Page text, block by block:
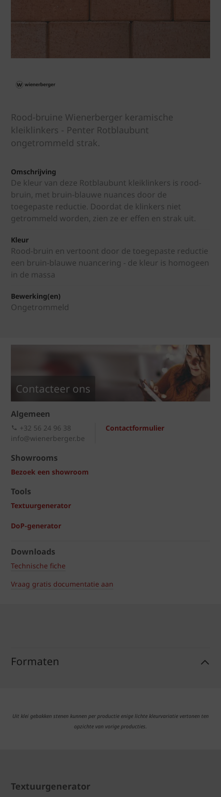
Rood-bruine Wienerberger keramische
kleiklinkers - Penter Rotblaubunt
ongetrommeld strak.
Omschrijving
De kleur van deze Rotblaubunt kleiklinkers is rood-
bruin, met bruin-blauwe nuances door de
toegepaste reductie. Doordat de klinkers niet
getrommeld worden, zien ze er effen en strak uit.
Kleur
Rood-bruin en vertoont door de toegepaste reductie
een bruin-blauwe nuancering - de kleur is homogeen
in de massa
Bewerking(en)
Ongetrommeld
Contacteer ons
Algemeen
Contactformulier
+32 56 24 96 38
info@wienerberger.be
Showrooms
Bezoek een showroom
Tools
Textuurgenerator
DoP-generator
Downloads
Technische fiche
Vraag gratis documentatie aan
Formaten
Uit klei gebakken stenen kunnen per productie enige lichte kleurvariatie vertonen ten
opzichte van vorige producties.
Textuurgenerator